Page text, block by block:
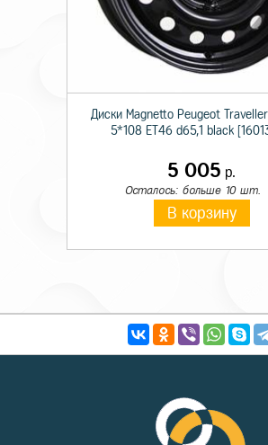
Диски Magnetto Peugeot
5*108 ET46 d65,1 black
5 005 р.
Осталось: больше 10 шт.
В корзину